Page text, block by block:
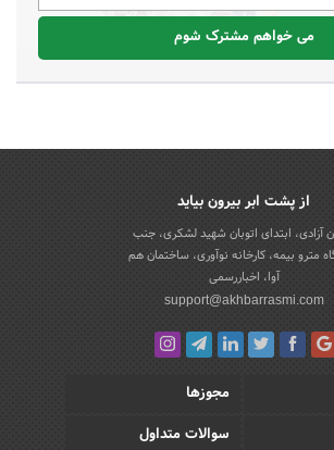
می خواهم مشترک شوم
از پشت ابر بیرون بیاید
آزادی، ابتدای اتوبان شهید لشکری، جنب
مترو بیمه، کارخانه نوآوری، ساختمان هم
آوا، اخباررسمی
support@akhbarrasmi.com
مجوزها
سوالات متداول